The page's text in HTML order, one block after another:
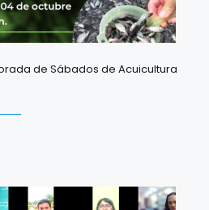
de Sábados de Acuicultura